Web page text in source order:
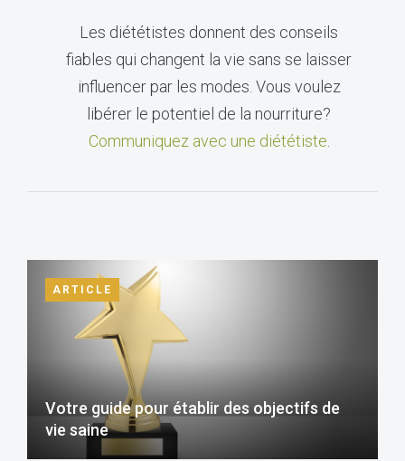
Les diététistes donnent des conseils
fiables qui changent la vie sans se laisser
influencer par les modes. Vous voulez
libérer le potentiel de la nourriture?
Communiquez avec une diététiste
ARTICLE
Votre guide pour établir des objectifs de
vie saine